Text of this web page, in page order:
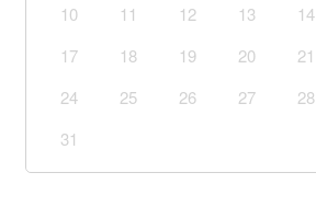
10
11 12 13 14
17
18 19 20 21
24
25 26 27 28
31